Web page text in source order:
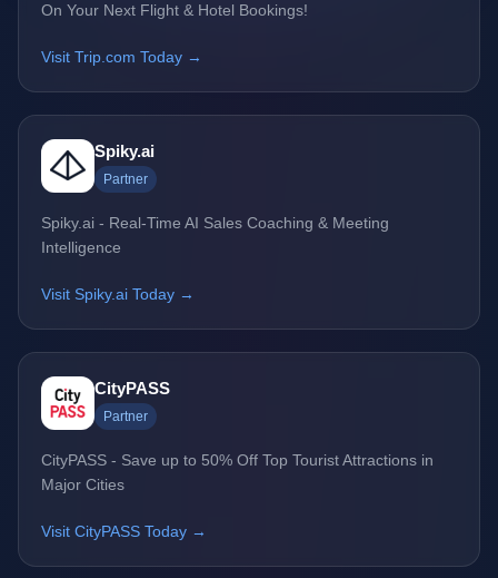
On Your Next Flight & Hotel Bookings!
Visit Trip.com Today →
Spiky.ai
Partner
Spiky.ai - Real-Time AI Sales Coaching & Meeting
Intelligence
Visit Spiky.ai Today →
CityPASS
Partner
CityPASS - Save up to 50% Off Top Tourist Attractions in
Major Cities
Visit CityPASS Today →